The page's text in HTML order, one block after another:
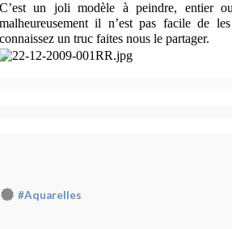
C’est un joli modèle à peindre, entier
malheureusement il n’est pas facile de
connaissez un truc faites nous le partager.
#Aquarelles